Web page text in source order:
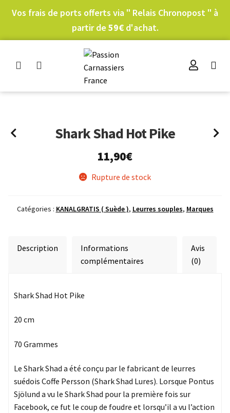
Vos frais de ports offerts via " Relais Chronopost " à
partir de 59€ d'achat.
Shark Shad Hot Pike
11,90€
Rupture de stock
Catégories : KANALGRATIS ( Suède ), Leurres souples, Marques
Description
Informations
complémentaires
Avis
(0)
Shark Shad Hot Pike
20 cm
70 Grammes
Le Shark Shad a été conçu par le fabricant de leurres
suédois Coffe Persson (Shark Shad Lures). Lorsque Pontus
Sjölund a vu le Shark Shad pour la première fois sur
Facebook, ce fut le coup de foudre et lorsqu’il a vu l’action